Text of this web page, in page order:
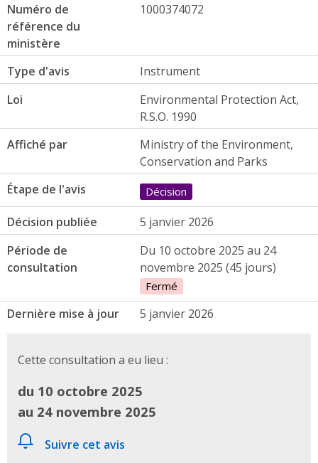
Numéro de
référence du
ministère
1000374072
Type d'avis
Instrument
Loi
Environmental Protection Act,
R.S.O. 1990
Affiché par
Ministry of the Environment,
Conservation and Parks
Étape de l'avis
Décision
Décision publiée
5 janvier 2026
Période de
consultation
Du 10 octobre 2025 au 24
novembre 2025 (45 jours)
Fermé
Dernière mise à jour 5 janvier 2026
Cette consultation a eu lieu :
du 10 octobre 2025
au 24 novembre 2025
Suivre cet avis